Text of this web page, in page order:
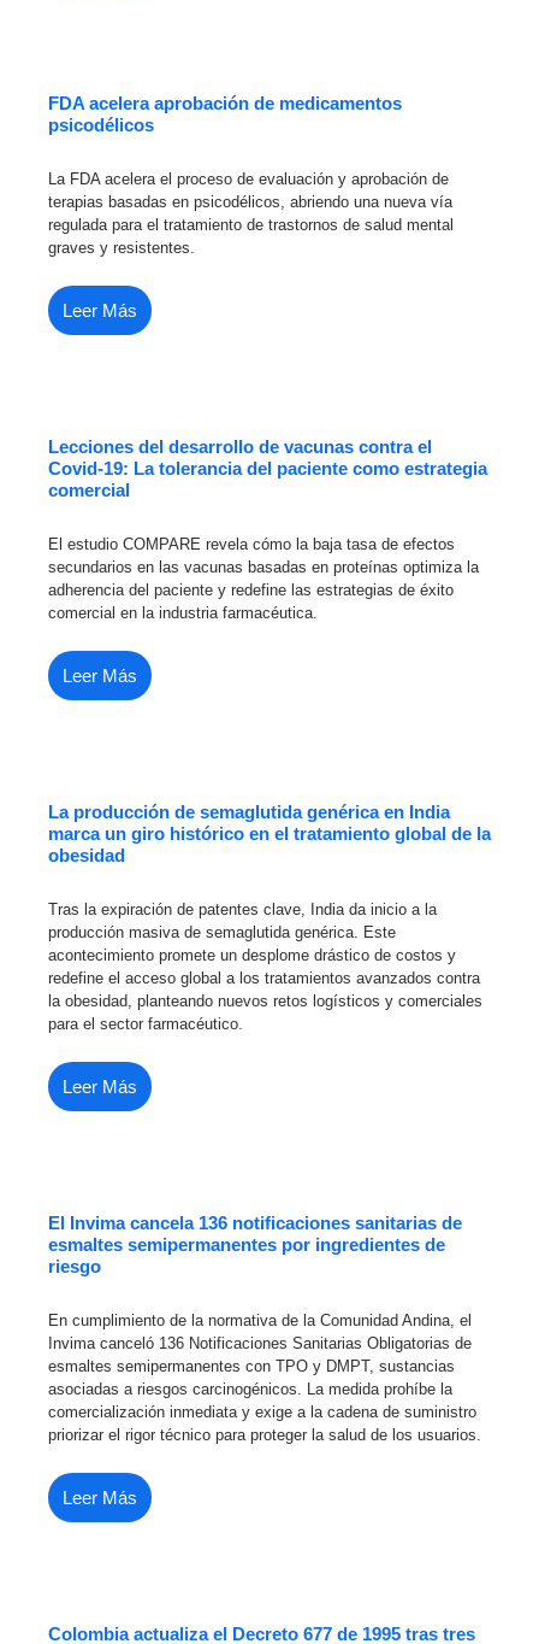
FDA acelera aprobación de medicamentos
psicodélicos
La FDA acelera el proceso de evaluación y aprobación de
terapias basadas en psicodélicos, abriendo una nueva vía
regulada para el tratamiento de trastornos de salud mental
graves y resistentes.
Leer Más
Lecciones del desarrollo de vacunas contra el
Covid-19: La tolerancia del paciente como estrategia
comercial
El estudio COMPARE revela cómo la baja tasa de efectos
secundarios en las vacunas basadas en proteínas optimiza la
adherencia del paciente y redefine las estrategias de éxito
comercial en la industria farmacéutica.
Leer Más
La producción de semaglutida genérica en India
marca un giro histórico en el tratamiento global de la
obesidad
Tras la expiración de patentes clave, India da inicio a la
producción masiva de semaglutida genérica. Este
acontecimiento promete un desplome drástico de costos y
redefine el acceso global a los tratamientos avanzados contra
la obesidad, planteando nuevos retos logísticos y comerciales
para el sector farmacéutico.
Leer Más
El Invima cancela 136 notificaciones sanitarias de
esmaltes semipermanentes por ingredientes de
riesgo
En cumplimiento de la normativa de la Comunidad Andina, el
Invima canceló 136 Notificaciones Sanitarias Obligatorias de
esmaltes semipermanentes con TPO y DMPT, sustancias
asociadas a riesgos carcinogénicos. La medida prohíbe la
comercialización inmediata y exige a la cadena de suministro
priorizar el rigor técnico para proteger la salud de los usuarios.
Leer Más
Colombia actualiza el Decreto 677 de 1995 tras tres